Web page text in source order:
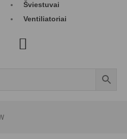
Šviestuvai
Ventiliatoriai